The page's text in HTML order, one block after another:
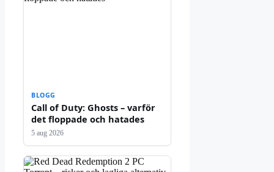
BLOGG
Call of Duty: Ghosts – varför
det floppade och hatades
5 aug 2026